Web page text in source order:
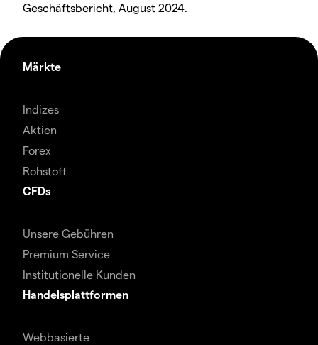
Geschäftsbericht, August 2024.
Märkte
Indizes
Aktien
Forex
Rohstoff
CFDs
Unsere Gebühren
Premium Service
Institutionelle Kunden
Handelsplattformen
Webbasierte